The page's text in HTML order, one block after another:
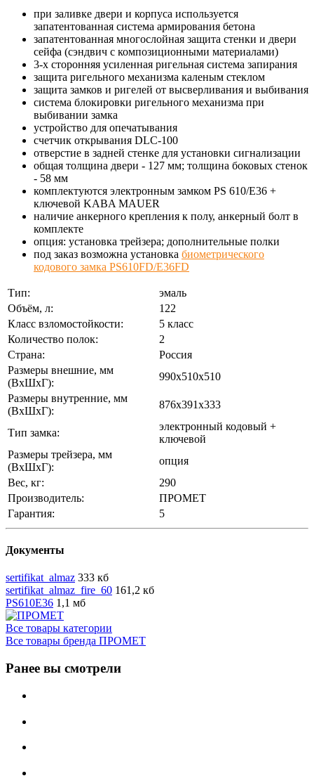
при заливке двери и корпуса используется
запатентованная система армирования бетона
запатентованная многослойная защита стенки и двери
сейфа (сэндвич с композиционными материалами)
3-х сторонняя усиленная ригельная система запирания
защита ригельного механизма каленым стеклом
защита замков и ригелей от высверливания и выбивания
система блокировки ригельного механизма при
выбивании замка
устройство для опечатывания
счетчик открывания DLC-100
отверстие в задней стенке для установки сигнализации
общая толщина двери - 127 мм; толщина боковых стенок
- 58 мм
комплектуются электронным замком PS 610/E36 +
ключевой KABA MAUER
наличие анкерного крепления к полу, анкерный болт в
комплекте
опция: установка трейзера; дополнительные полки
под заказ возможна установка биометрического
кодового замка PS610FD/E36FD
Тип:
эмаль
Объём, л:
122
Класс взломостойкости:
5 класс
Количество полок:
2
Страна:
Россия
Размеры внешние, мм
(ВхШхГ):
990x510x510
Размеры внутренние, мм
(ВхШхГ):
876x391x333
Тип замка:
электронный кодовый +
ключевой
Размеры трейзера, мм
(ВхШхГ):
опция
Вес, кг:
290
Производитель:
ПРОМЕТ
Гарантия:
5
Документы
sertifikat_almaz 333 кб
sertifikat_almaz_fire_60 161,2 кб
PS610E36 1,1 мб
Все товары категории
Все товары бренда ПРОМЕТ
Ранее вы смотрели